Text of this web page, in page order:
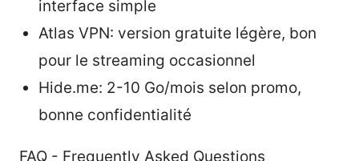
interface simple
Atlas VPN: version gratuite légère, bon
pour le streaming occasionnel
Hide.me: 2-10 Go/mois selon promo,
bonne confidentialité
FAQ - Frequently Asked Questions